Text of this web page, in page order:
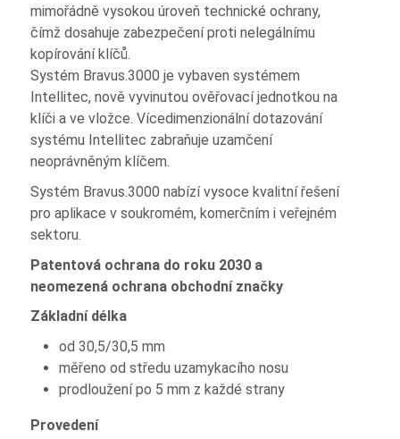
mimořádně vysokou úroveň technické ochrany,
čímž dosahuje zabezpečení proti nelegálnímu
kopírování klíčů.
Systém Bravus.3000 je vybaven systémem
Intellitec, nově vyvinutou ověřovací jednotkou na
klíči a ve vložce. Vícedimenzionální dotazování
systému Intellitec zabraňuje uzamčení
neoprávněným klíčem.
Systém Bravus.3000 nabízí vysoce kvalitní řešení
pro aplikace v soukromém, komerčním i veřejném
sektoru.
Patentová ochrana do roku 2030 a
neomezená ochrana obchodní značky
Základní délka
od 30,5/30,5 mm
měřeno od středu uzamykacího nosu
prodloužení po 5 mm z každé strany
Provedení